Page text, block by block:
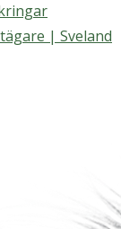
| Sveland